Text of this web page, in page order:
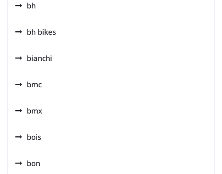
bh
bh bikes
bianchi
bmc
bmx
bois
bon